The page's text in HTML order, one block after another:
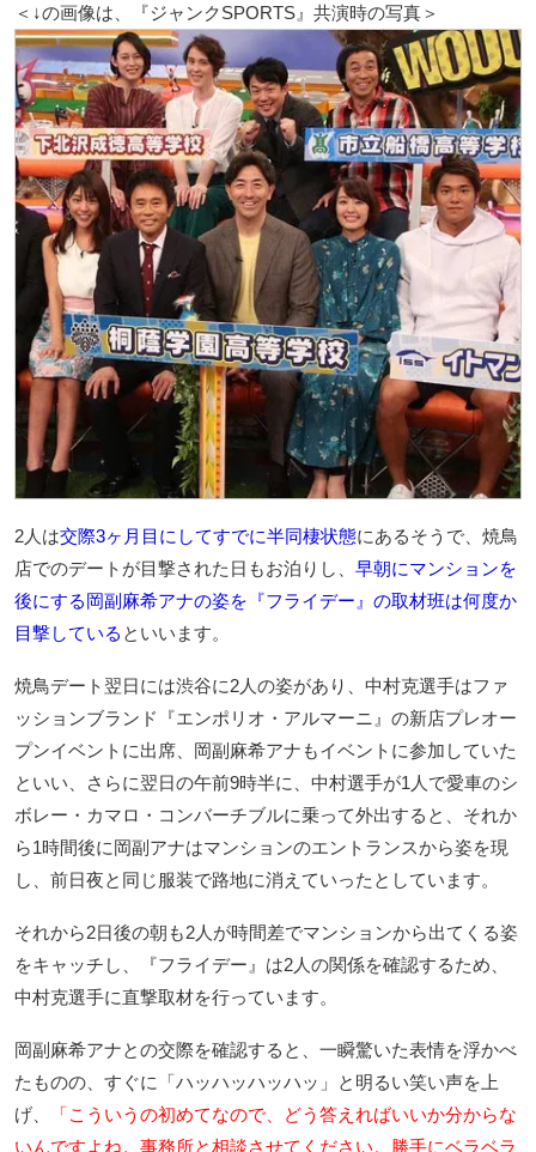
＜↓の画像は、『ジャンクSPORTS』共演時の写真＞
2人は交際3ヶ月目にしてすでに半同棲状態にあるそうで、焼鳥
店でのデートが目撃された日もお泊りし、 早朝にマンションを
後にする岡副麻希アナの姿を『フライデー』の取材班は何度か
目撃している といいます。
焼鳥デート翌日には渋谷に2人の姿があり、中村克選手はファ
ッションブランド『エンポリオ・アルマーニ』の新店プレオー
プンイベントに出席、岡副麻希アナもイベントに参加していた
といい、さらに翌日の午前9時半に、中村選手が1人で愛車のシ
ボレー・カマロ・コンバーチブルに乗って外出すると、それか
ら1時間後に岡副アナはマンションのエントランスから姿を現
し、前日夜と同じ服装で路地に消えていったとしています。
それから2日後の朝も2人が時間差でマンションから出てくる姿
をキャッチし、『フライデー』は2人の関係を確認するため、
中村克選手に直撃取材を行っています。
岡副麻希アナとの交際を確認すると、一瞬驚いた表情を浮かべ
たものの、すぐに「ハッハッハッハッ」と明るい笑い声を上
げ、
「こういうの初めてなので、どう答えればいいか分からな
いんですよね。事務所と相談させてください。勝手にベラベラ